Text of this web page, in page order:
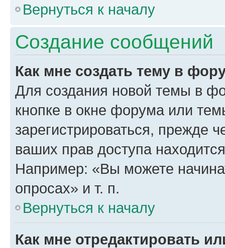
Вернуться к началу
Создание сообщений
Как мне создать тему в
Для создания новой темы в
кнопке в окне форума или
зарегистрироваться, прежде
ваших прав доступа
Например: «Вы можете
опросах» и т. п.
Вернуться к началу
Как мне отредактировать